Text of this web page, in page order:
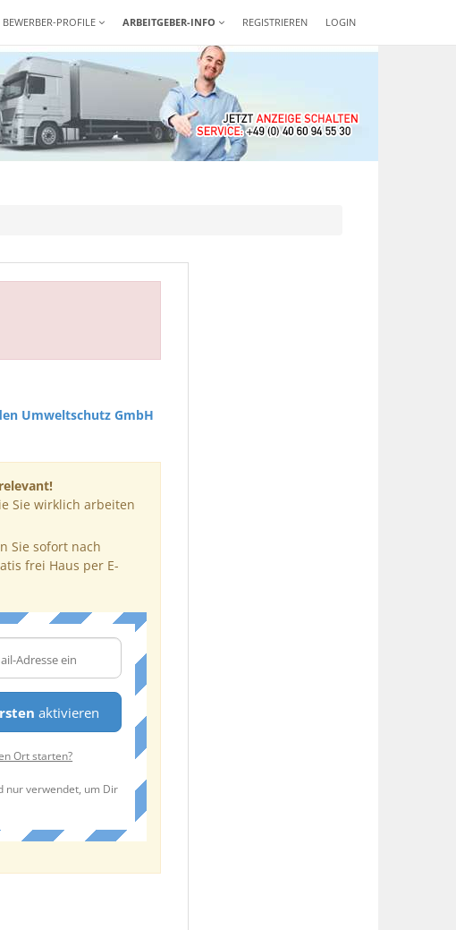
REGISTRIEREN LOGIN
BEWERBER-PROFILE ARBEITGEBER-INFO
Umweltschutz GmbH
Sie wirklich arbeiten
Sie sofort nach
frei Haus per E-
aktivieren
Ort starten?
nur verwendet, um Dir